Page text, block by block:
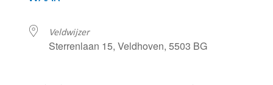
Veldwijzer
Sterrenlaan 15, Veldhoven, 5503 BG